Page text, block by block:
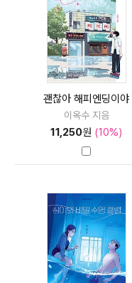
괜찮아 해피엔딩이야
이옥수 지음
11,250원 (10%)